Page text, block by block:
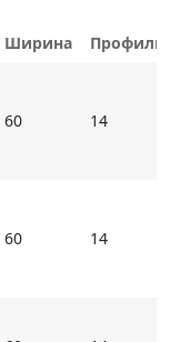
но она
зарубежным
Ширина
Профиль
60 14
60 14